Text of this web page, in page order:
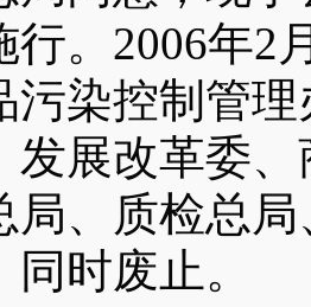
。 2006年2
污染控制管
发展改革委
局、质检总
同时废止。